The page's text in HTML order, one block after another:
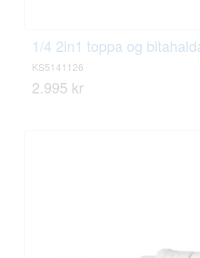
1/4 2in1 toppa og
KS5141126
2.995 kr